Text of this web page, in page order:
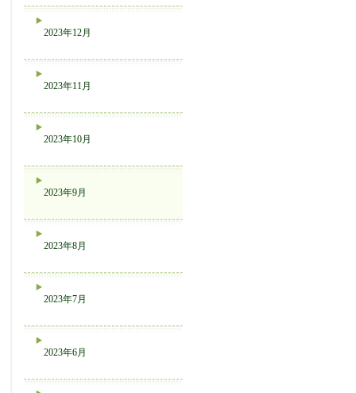
2023年12月
2023年11月
2023年10月
2023年9月
2023年8月
2023年7月
2023年6月